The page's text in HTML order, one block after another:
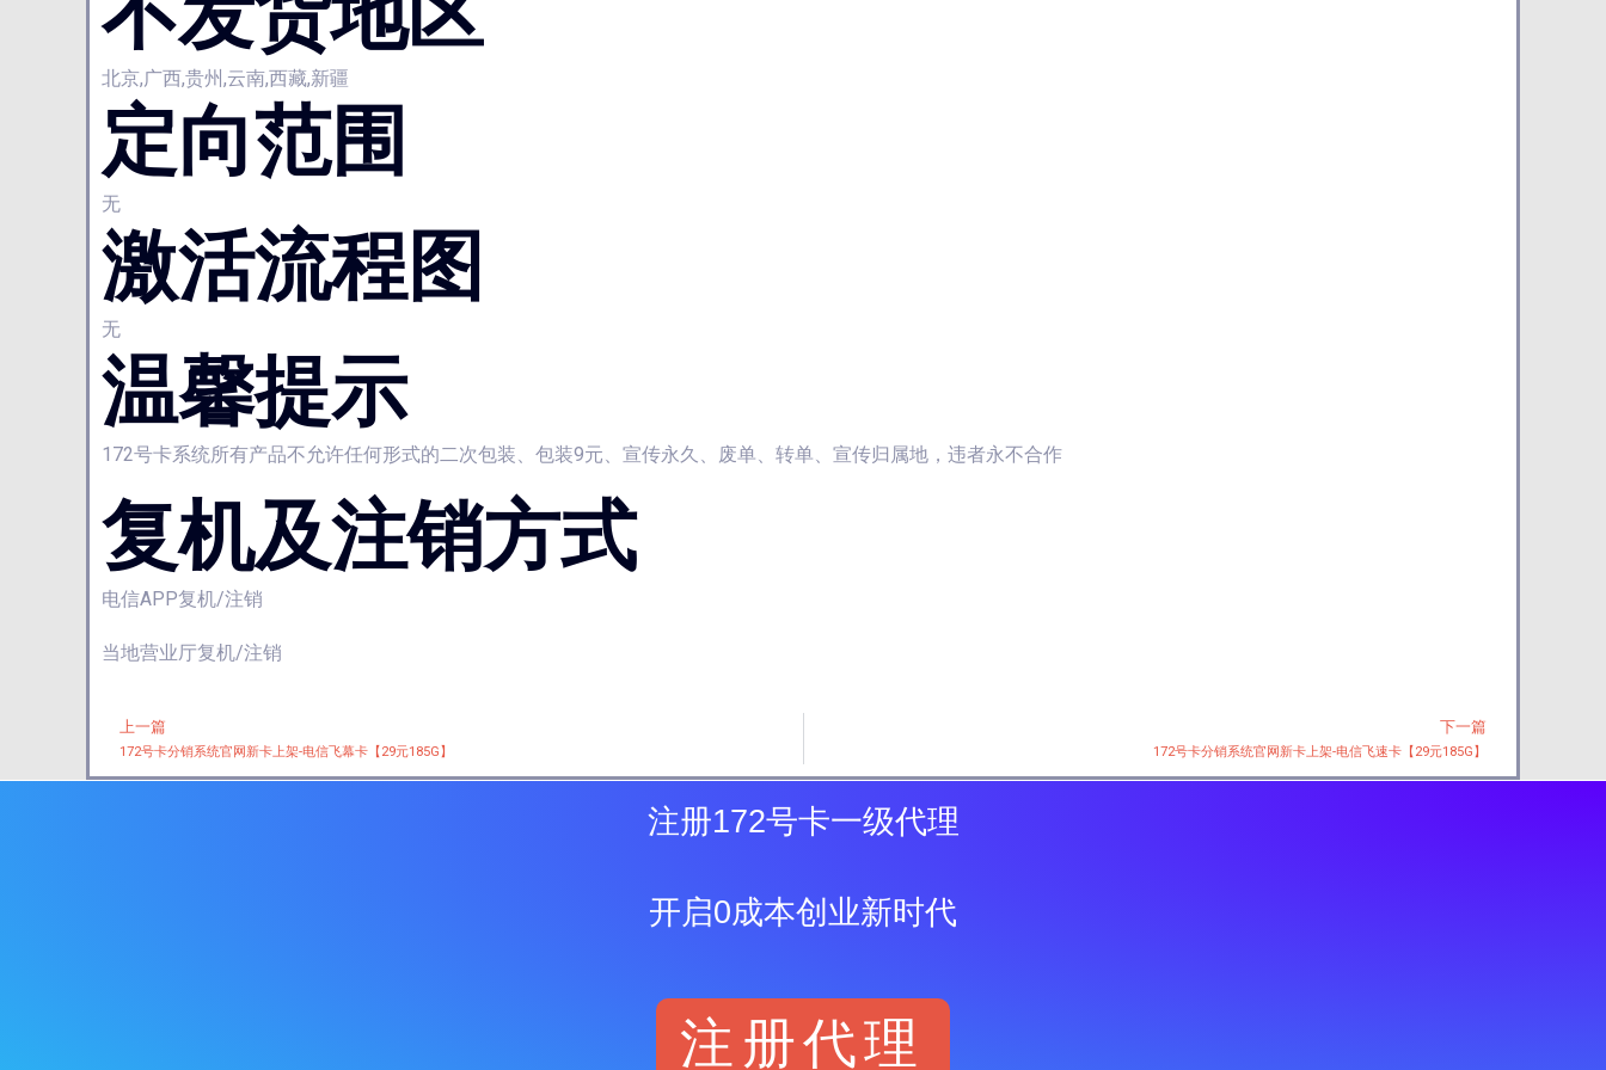
北京,广西,贵州,云南,西藏,新疆
定向范围
无
激活流程图
无
温馨提示
172号卡系统所有产品不允许任何形式的二次包装、包装9元、宣传永久、废单、转单、宣传归属地，违者永不合作
复机及注销方式
电信APP复机/注销
当地营业厅复机/注销
Prev
上一篇
172号卡分销系统官网新卡上架-电信飞幕卡【29元185G】
下一篇
172号卡分销系统官网新卡上架-电信飞速卡【29元185G】
注册172号卡一级代理
开启0成本创业新时代
注册代理